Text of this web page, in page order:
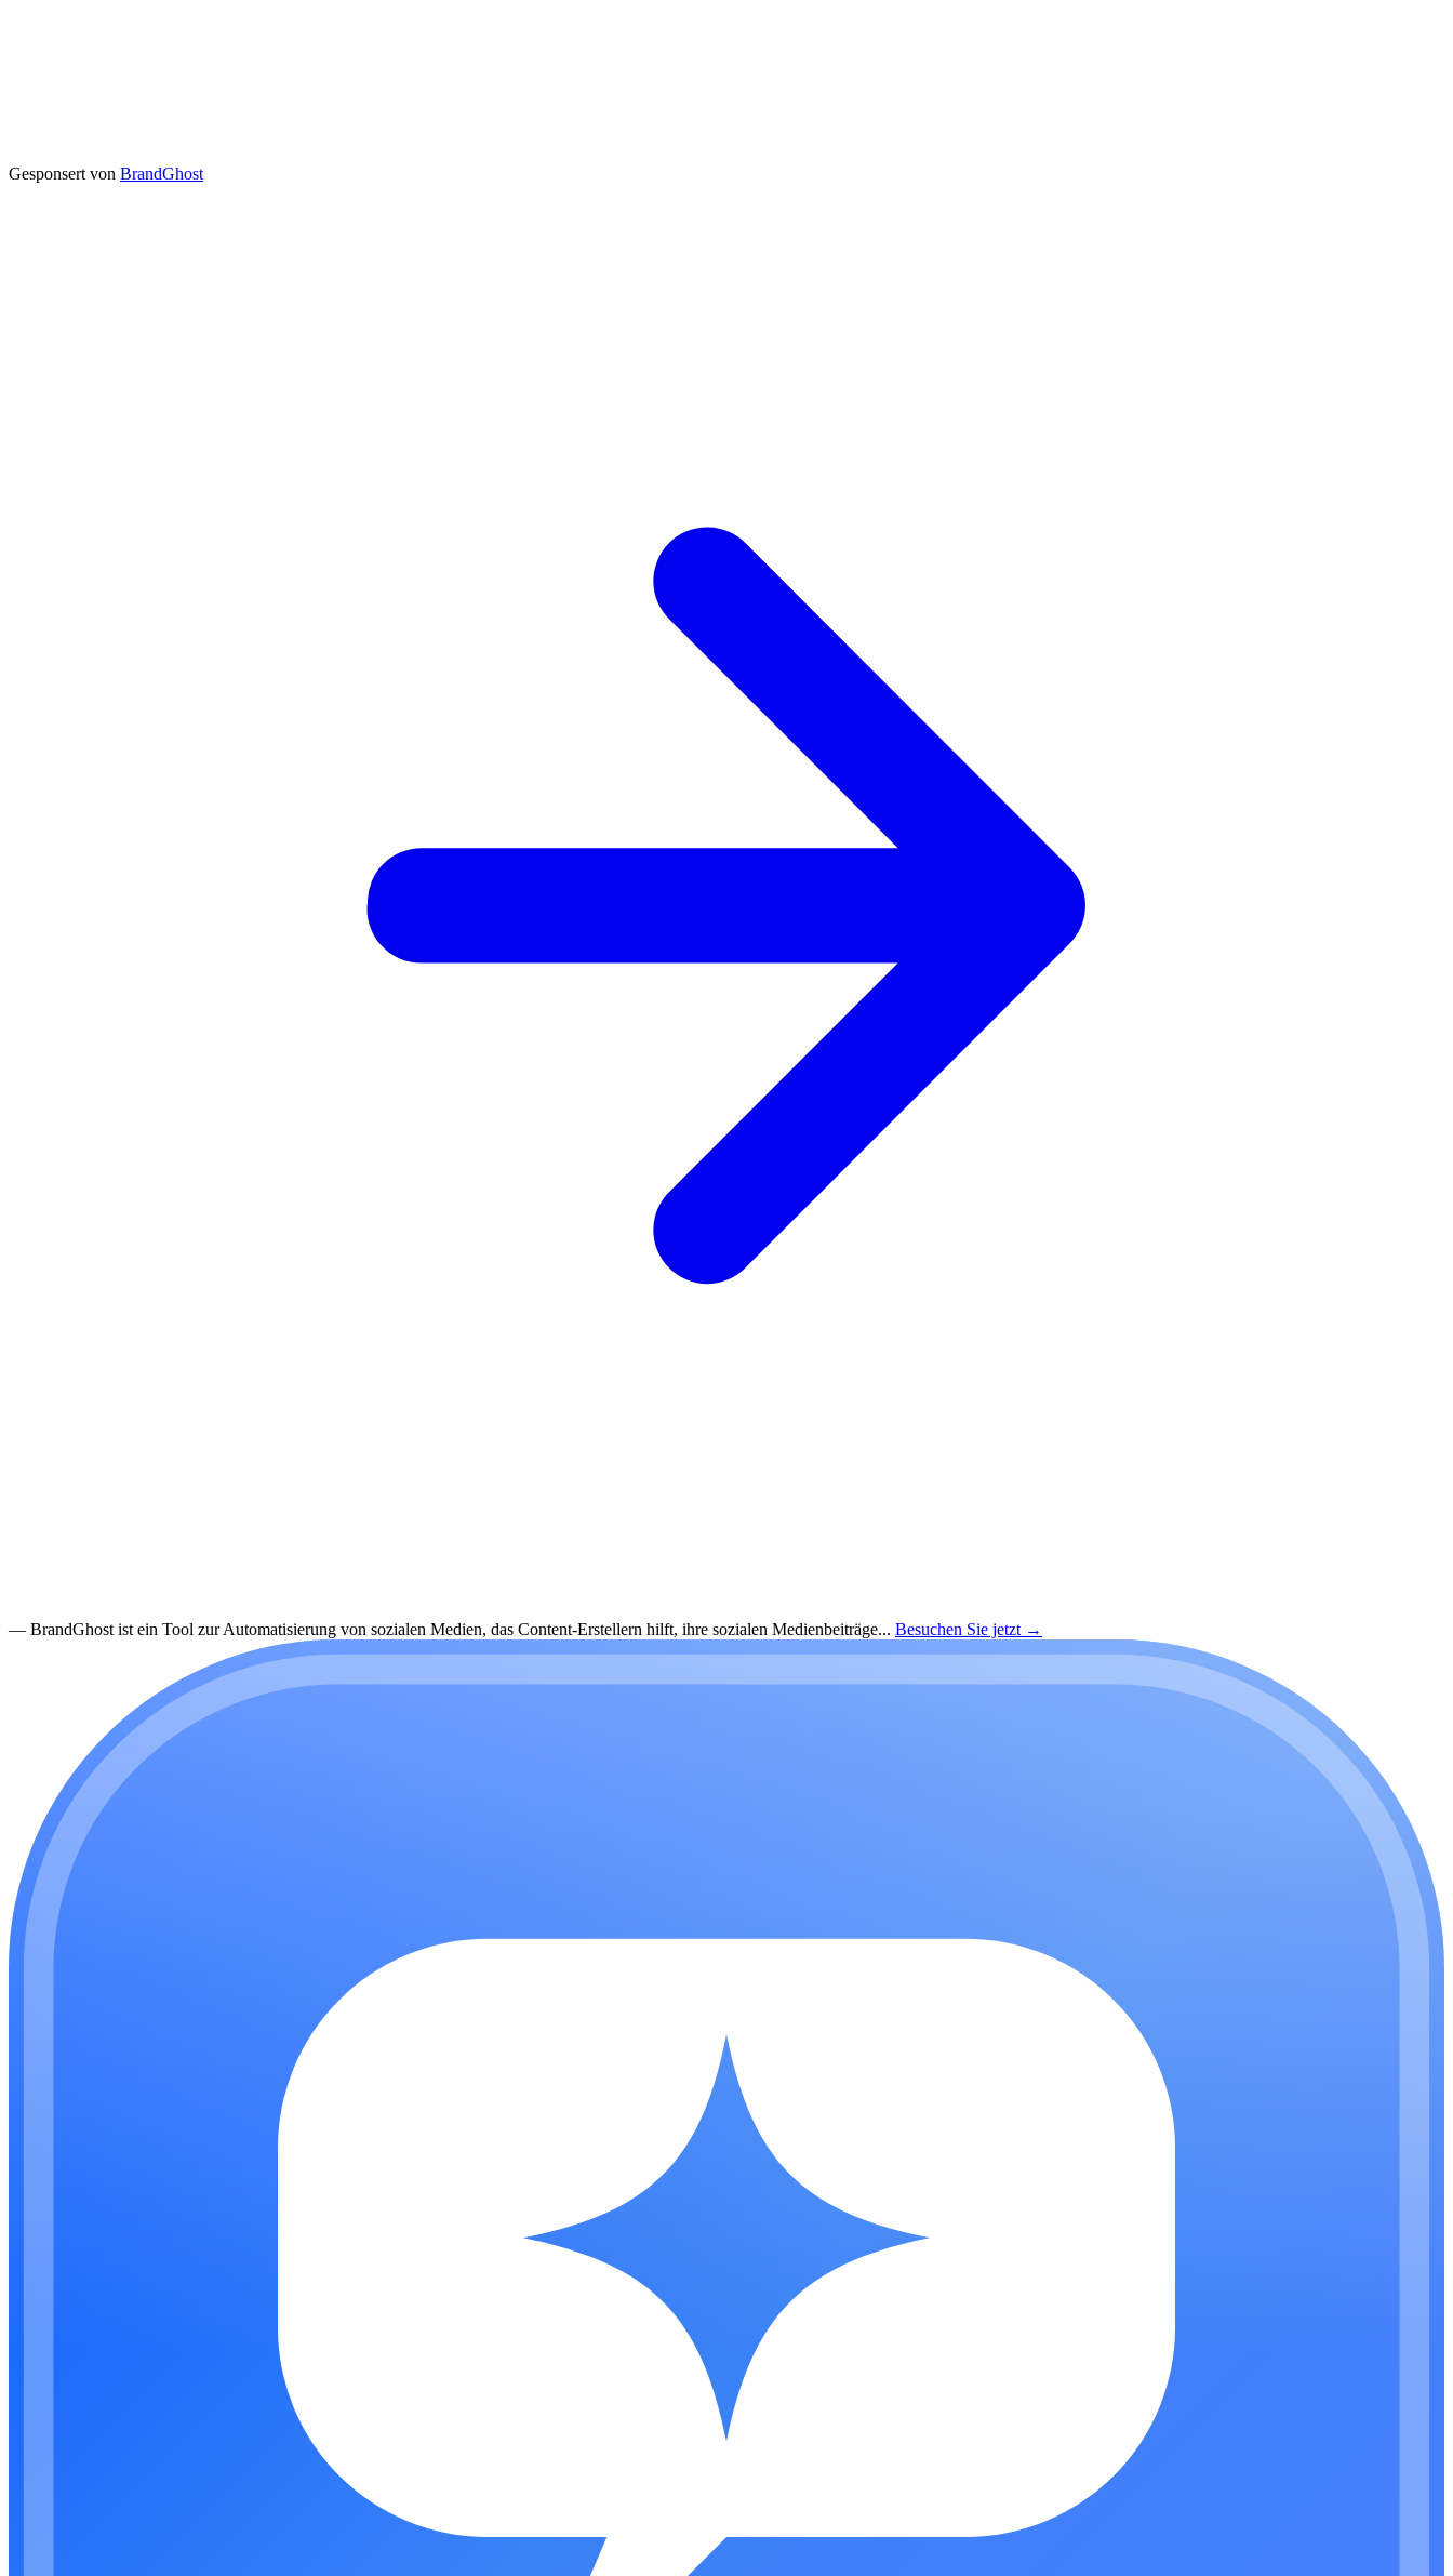
Gesponsert von BrandGhost
— BrandGhost ist ein Tool zur Automatisierung von sozialen Medien, das Content-Erstellern hilft, ihre sozialen Medienbeiträge... Besuchen Sie jetzt →